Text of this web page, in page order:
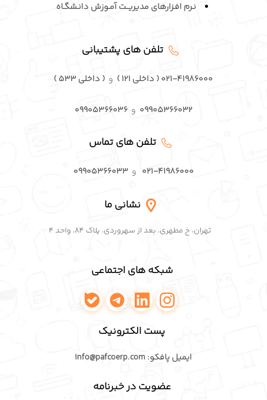
نـرم افـزارهای مدیریــت آمـوزش دانـشگـاه
تلفن های پشتیبانی
۰۲۱-۴۱۹۸۶۰۰۰ ( داخلی ۱۲۱ ) و ( داخلی ۵۳۳ )
۰۹۹۰۵۳۶۶۰۳۲ و۰۹۹۰۵۳۶۶۰۳۶
تلفن های تماس
۰۲۱-۴۱۹۸۶۰۰۰ و۰۹۹۰۵۳۶۶۰۳۳
نشانی ما
تهران، خ مطهری، بعد از سهروردی، پلاک ۸۴، واحد ۴
شبکه های اجتماعی
اینستاگرام پافکو
لینکدین پافکو
تلگرام پافکوواتساپ پافکو
پست الکترونیک
ایمیل پافکو: info@pafcoerp.com
عضویت در خبرنامه